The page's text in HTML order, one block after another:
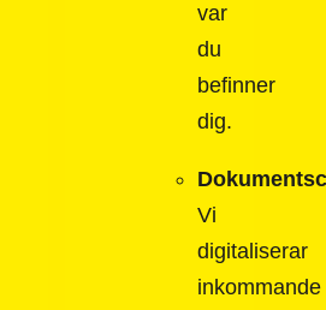
var
du
befinner
dig.
Vi
digitaliserar
inkommande